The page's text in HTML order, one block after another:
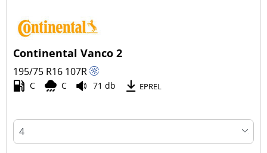
Continental Vanco 2
195/75 R16 107R
C C 71 db EPREL